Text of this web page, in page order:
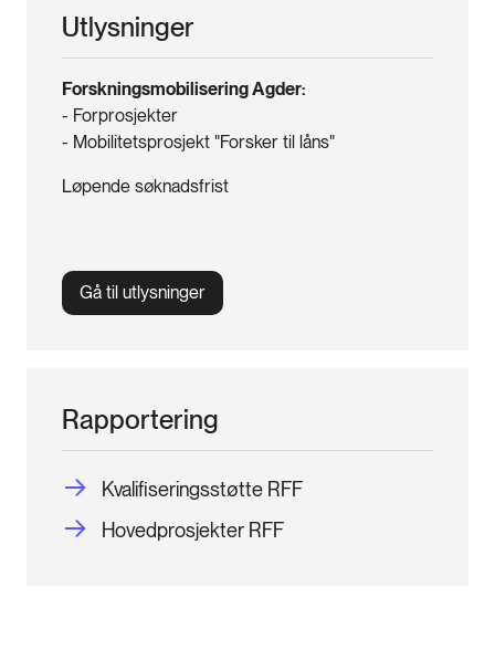
Utlysninger
Forskningsmobilisering Agder:
- Forprosjekter
- Mobilitetsprosjekt "Forsker til låns"
Løpende søknadsfrist
Gå til utlysninger
Rapportering
Kvalifiseringsstøtte RFF
Hovedprosjekter RFF